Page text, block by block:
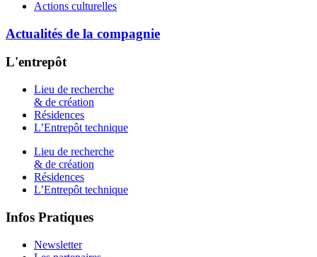
Actions culturelles
Actualités de la compagnie
L'entrepôt
Lieu de recherche
& de création
Résidences
L’Entrepôt technique
Lieu de recherche
& de création
Résidences
L’Entrepôt technique
Infos Pratiques
Newsletter